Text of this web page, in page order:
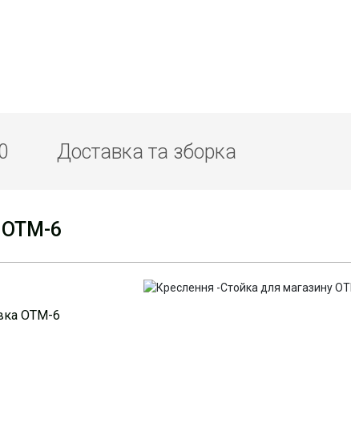
Доставка та зборка
ОТМ-6
ОТМ-6